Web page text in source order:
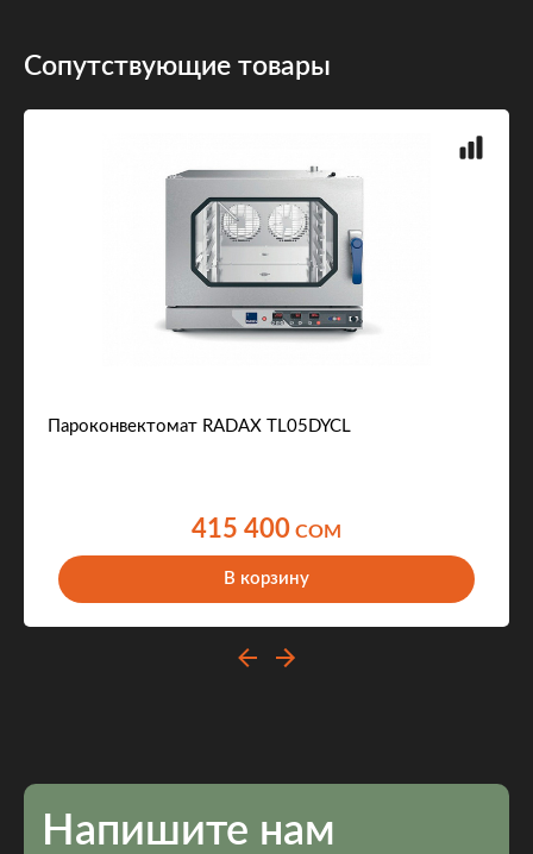
Сопутствующие товары
Пароконвектомат RADAX TL05DYCL
415 400 COM
В корзину
Напишите нам